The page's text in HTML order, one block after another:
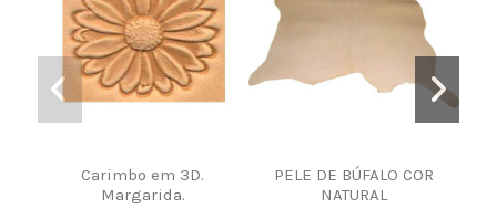
Carimbo em 3D.
Margarida.
PELE DE BÚFALO COR
NATURAL